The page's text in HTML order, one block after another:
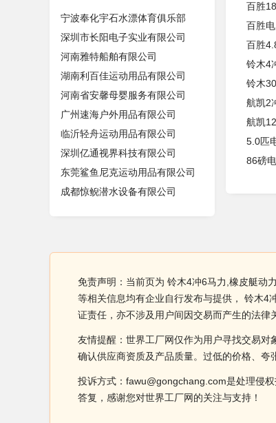
宁波奉化宇石水漂体育俱乐部
深圳市长阳电子实业有限公司
河南雅特船舶有限公司
湖南利百佳运动用品有限公司
河南省安馨母婴服务有限公司
广州速海户外用品有限公司
临沂轻舟运动用品有限公司
深圳亿通视界科技有限公司
东莞鲨鱼尼克运动用品有限公司
成都惊鲵潜水设备有限公司
百胜
百胜
百胜
铃木4
铃木
航凯2
航凯
5.0匹
86磅
免责声明：当前页为 铃木4冲6马力,橡皮艇动
等相关信息均有企业自行发布与提供， 铃木4
证责任，亦不涉及用户间因交易而产生的法律
友情提醒：世界工厂网仅作为用户寻找交易
确认供应商资质及产品质量。过低的价格、夸
投诉方式：fawu@gongchang.com是处理侵
答复，感谢您对世界工厂网的关注与支持！